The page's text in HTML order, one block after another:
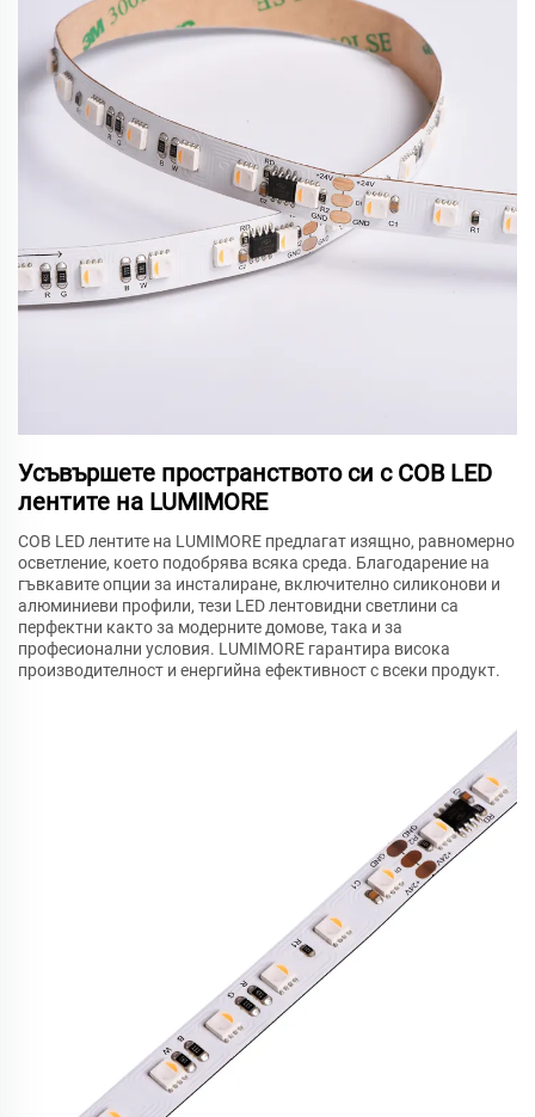
Усъвършете пространството си с COB LED
лентите на LUMIMORE
COB LED лентите на LUMIMORE предлагат изящно, равномерно
осветление, което подобрява всяка среда. Благодарение на
гъвкавите опции за инсталиране, включително силиконови и
алюминиеви профили, тези LED лентовидни светлини са
перфектни както за модерните домове, така и за
професионални условия. LUMIMORE гарантира висока
производителност и енергийна ефективност с всеки продукт.